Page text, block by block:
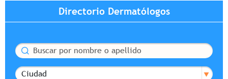
Directorio Dermatólogos
Buscar
Ciudad